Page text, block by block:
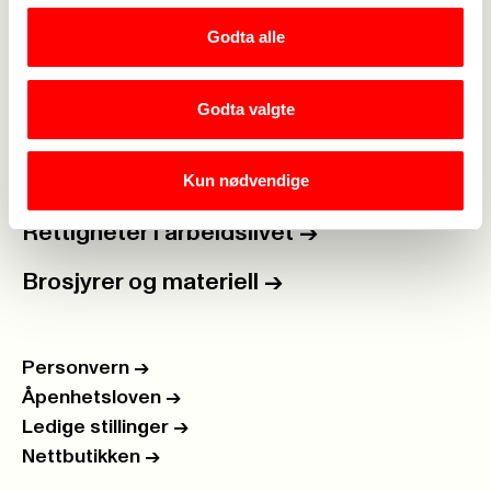
Godta alle
Godta valgte
Kun nødvendige
For tillitsvalgte ->
Kalender ->
Om Fagforbundet ->
Rettigheter i arbeidslivet ->
Brosjyrer og materiell ->
Personvern ->
Åpenhetsloven ->
Ledige stillinger ->
Nettbutikken ->